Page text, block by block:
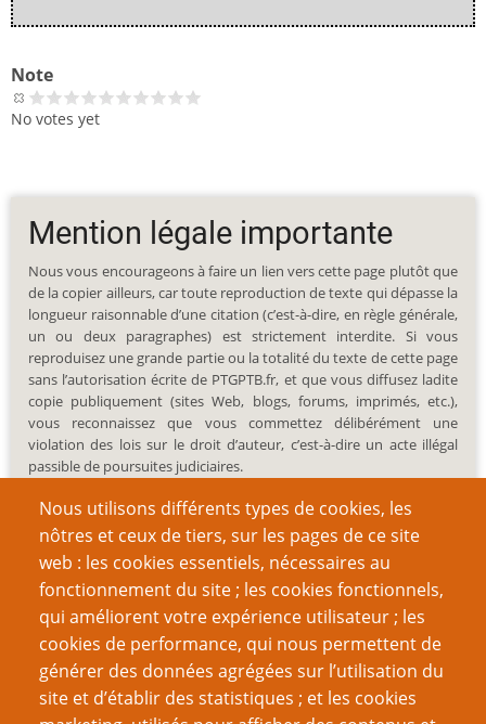
Note
No votes yet
Nous utilisons différents types de cookies, les
nôtres et ceux de tiers, sur les pages de ce site
web : les cookies essentiels, nécessaires au
fonctionnement du site ; les cookies fonctionnels,
qui améliorent votre expérience utilisateur ; les
cookies de performance, qui nous permettent de
générer des données agrégées sur l’utilisation du
site et d’établir des statistiques ; et les cookies
Mention légale importante
Nous vous encourageons à faire un lien vers cette page plutôt que
de la copier ailleurs, car toute reproduction de texte qui dépasse la
longueur raisonnable d’une citation (c’est-à-dire, en règle générale,
un ou deux paragraphes) est strictement interdite. Si vous
reproduisez une grande partie ou la totalité du texte de cette page
sans l’autorisation écrite de PTGPTB.fr, et que vous diffusez ladite
copie publiquement (sites Web, blogs, forums, imprimés, etc.),
vous reconnaissez que vous commettez délibérément une
violation des lois sur le droit d’auteur, c’est-à-dire un acte illégal
passible de poursuites judiciaires.
Recherche
Nom d'utilisateur